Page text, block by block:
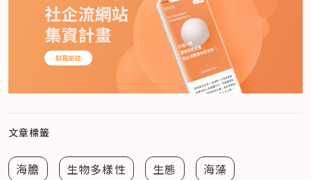
文章標籤
海膽 生物多樣性 生態 海藻